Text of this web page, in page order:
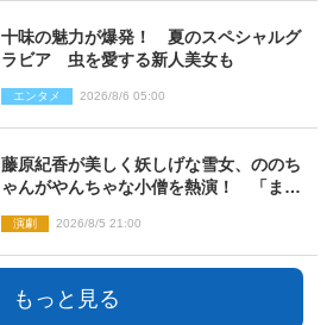
十味の魅力が爆発！ 夏のスペシャルグ
ラビア 虫を愛する新人美女も
エンタメ 2026/8/6 05:00
藤原紀香が美しく妖しげな雪女、ののち
ゃんがやんちゃな小僧を熱演！ 「まん
演劇 2026/8/5 21:00
もっと見る